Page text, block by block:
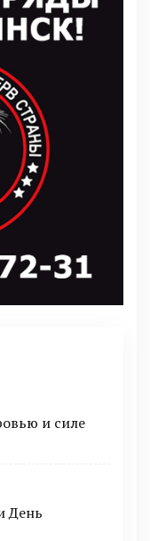
и силе
День